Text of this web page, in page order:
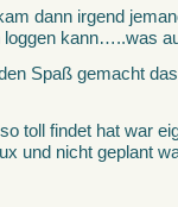
dann irgend
kann…..was
Spaß gemacht
toll findet hat war
und nicht geplant